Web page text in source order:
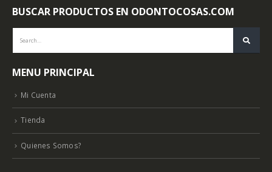
MENU PRINCIPAL
Tienda
Quienes Somos?